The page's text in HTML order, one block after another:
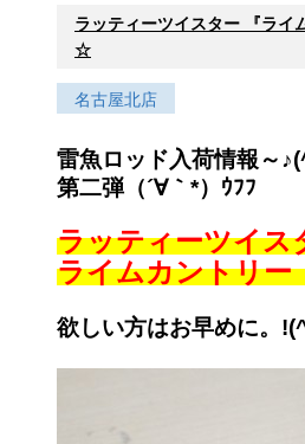
ラッティーツイスター 『ラ
☆
名古屋北店
雷魚ロッド入荷情報～
第二弾（´∀｀*）ｳﾌﾌ
ラッティーツイス
ライムカントリ
欲しい方はお早めに。